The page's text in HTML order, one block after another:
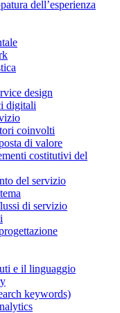
dell’esperienza
design
digitali
coinvolti
di valore
costitutivi del
del servizio
di servizio
e il linguaggio
keywords)